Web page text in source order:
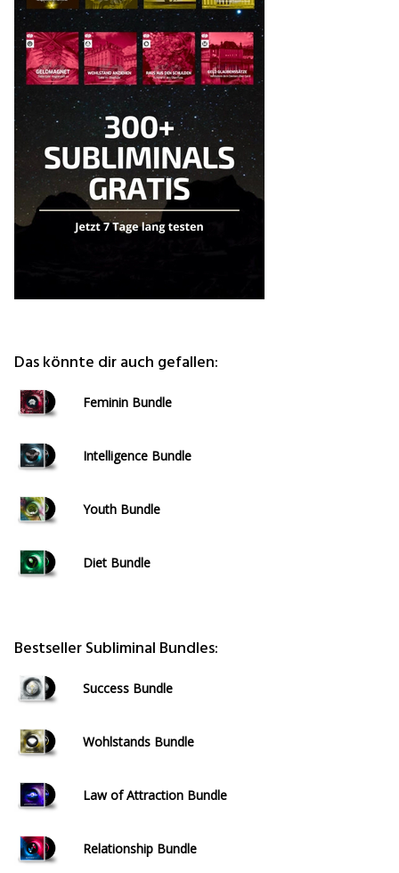
Das könnte dir auch gefallen:
Feminin Bundle
Intelligence Bundle
Youth Bundle
Diet Bundle
Bestseller Subliminal Bundles:
Success Bundle
Wohlstands Bundle
Law of Attraction Bundle
Relationship Bundle